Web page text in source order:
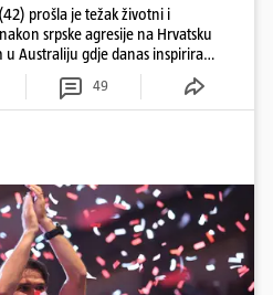
prošla je težak životni i
srpske agresije na Hrvatsku
Australiju gdje danas inspirira
49